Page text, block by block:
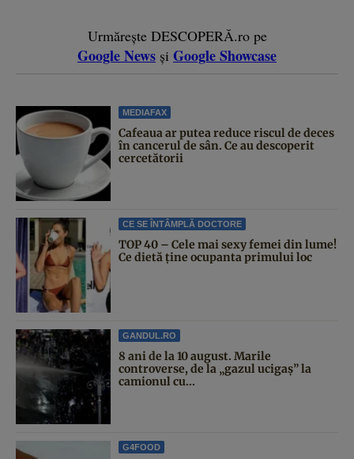
Urmărește DESCOPERĂ.ro pe
Google News și Google Showcase
MEDIAFAX
Cafeaua ar putea reduce riscul de deces
în cancerul de sân. Ce au descoperit
cercetătorii
CE SE ÎNTÂMPLĂ DOCTORE
TOP 40 – Cele mai sexy femei din lume!
Ce dietă ține ocupanta primului loc
GANDUL.RO
8 ani de la 10 august. Marile
controverse, de la „gazul ucigaș” la
camionul cu...
G4FOOD